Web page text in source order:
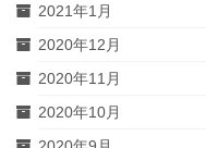
2021年1月
2020年12月
2020年11月
2020年10月